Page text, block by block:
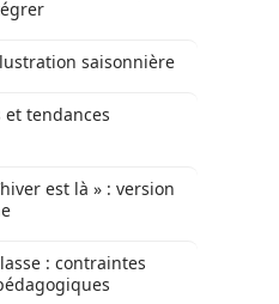
saisonnière
et tendances
est là » : version
: contraintes